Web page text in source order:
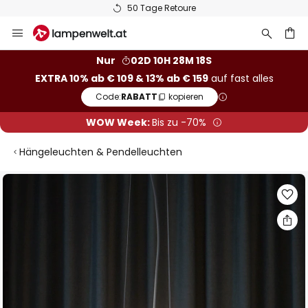
50 Tage Retoure
Inhalt
Nur
02D 10H 28M 17S
EXTRA 10% ab € 109 & 13% ab € 159auf fast alles
Code:RABATT kopieren
WOW Week:Bis zu -70%
Hängeleuchten & Pendelleuchten
Zum